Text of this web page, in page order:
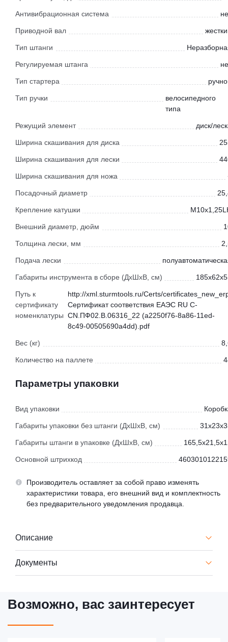
Антивибрационная система
Приводной вал
Тип штанги
Регулируемая штанга
Тип стартера
Тип ручки
велосипедного
типа
Режущий элемент диск/
Ширина скашивания для диска
Ширина скашивания для лески
Ширина скашивания для ножа
Посадочный диаметр
Крепление катушки
Внешний диаметр, дюйм
Толщина лески, мм
Подача лески
Габариты инструмента в сборе (ДхШхВ, см)
Путь к
сертификату
номенклатуры
http://xml.sturmtools.ru/Certs/
Сертификат соответствия ЕАЭС RU С-
CN.ПФ02.В.06316_22 (a2250f76-8a86-11ed-
8c49-00505690a4dd).pdf
Вес (кг)
Количество на паллете
Параметры упаковки
Вид упаковки
Габариты упаковки без штанги (ДхШхВ, см)
Габариты штанги в упаковке (ДхШхВ, см)
Основной штрихкод
Производитель оставляет за собой право изменять
характеристики товара, его внешний вид и комплектность
без предварительного уведомления продавца.
Описание
Документы
Возможно, вас заинтересует